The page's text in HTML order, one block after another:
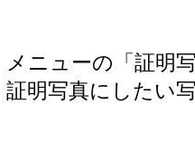
メニューの「証明
証明写真にしたい